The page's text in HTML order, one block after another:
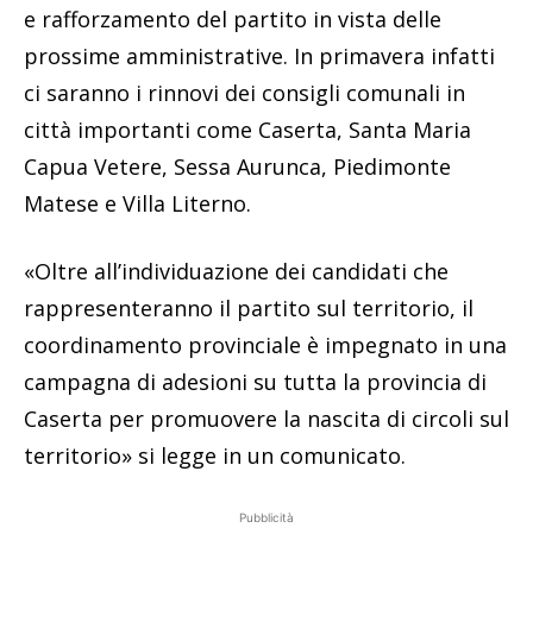
e rafforzamento del partito in vista delle
prossime amministrative. In primavera infatti
ci saranno i rinnovi dei consigli comunali in
città importanti come Caserta, Santa Maria
Capua Vetere, Sessa Aurunca, Piedimonte
Matese e Villa Literno.
«Oltre all’individuazione dei candidati che
rappresenteranno il partito sul territorio, il
coordinamento provinciale è impegnato in una
campagna di adesioni su tutta la provincia di
Caserta per promuovere la nascita di circoli sul
territorio» si legge in un comunicato.
Pubblicità